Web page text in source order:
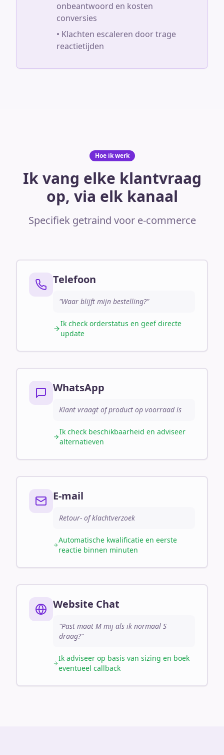
onbeantwoord en kosten
conversies
• Klachten escaleren door trage
reactietijden
Hoe ik werk
Ik vang elke klantvraag
op, via elk kanaal
Specifiek getraind voor e-commerce
Telefoon
"Waar blijft mijn bestelling?"
Ik check orderstatus en geef directe
update
WhatsApp
Klant vraagt of product op voorraad is
Ik check beschikbaarheid en adviseer
alternatieven
E-mail
Retour- of klachtverzoek
Automatische kwalificatie en eerste
reactie binnen minuten
Website Chat
"Past maat M mij als ik normaal S
draag?"
Ik adviseer op basis van sizing en boek
eventueel callback